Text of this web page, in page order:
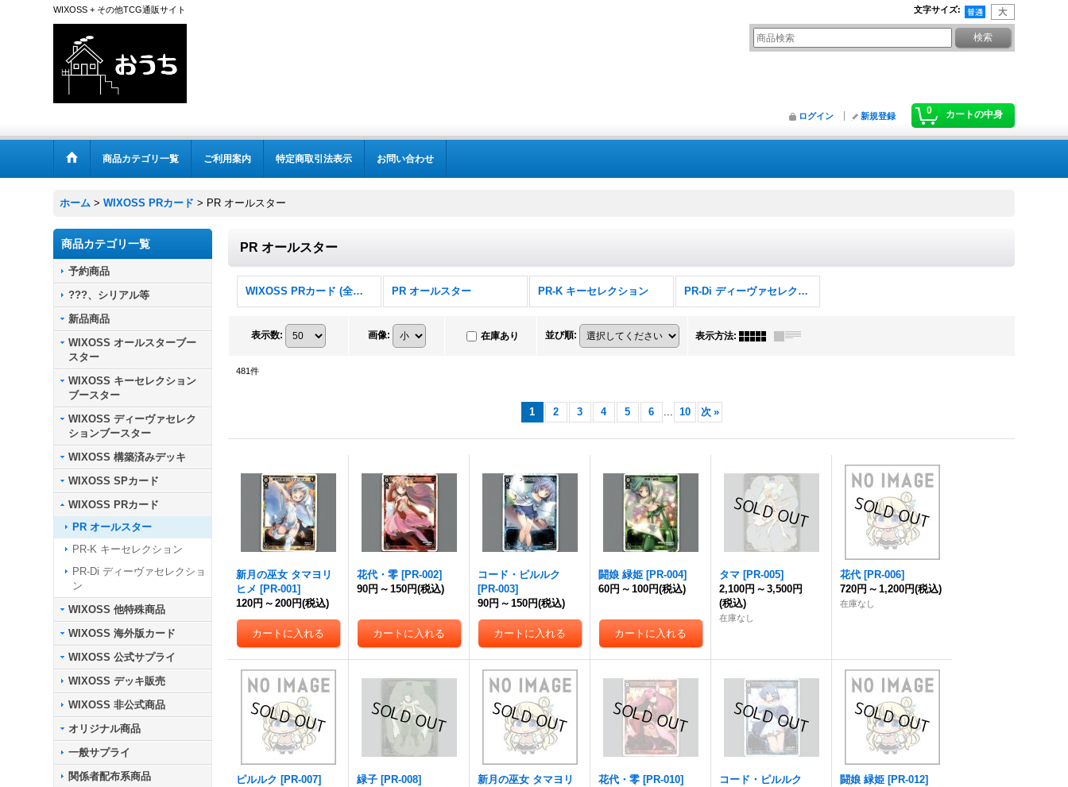
WIXOSS + その他TCG通販サイト 文字サイズ:
0 カートの中身
ログイン 新規登録
商品カテゴリ一覧 ご利用案内 特定商取引法表示 お問い合わせ
ホーム > WIXOSS PRカード > PR オールスター
商品カテゴリ一覧
予約商品
???、シリアル等
新品商品
WIXOSS オールスターブー
スター
WIXOSS キーセレクション
ブースター
WIXOSS ディーヴァセレク
ションブースター
WIXOSS 構築済みデッキ
WIXOSS SPカード
WIXOSS PRカード
PR オールスター
PR-K キーセレクション
PR-Di ディーヴァセレクショ
ン
WIXOSS 他特殊商品
WIXOSS 海外版カード
WIXOSS 公式サプライ
WIXOSS デッキ販売
WIXOSS 非公式商品
オリジナル商品
一般サプライ
関係者配布系商品
PR オールスター
WIXOSS PRカード (全商品) PR オールスター PR-K キーセレクション PR-Di ディーヴァセレクション
表示数: 画像: 在庫あり 並び順: 表示方法:
481件
1 2 3 4 5 6 ... 10 次 »
新月の巫女 タマヨリ
ヒメ [PR-001]
120円 ～ 200円(税込)
花代・零 [PR-002]
90円 ～ 150円(税込)
コード・ピルルク
[PR-003]
90円 ～ 150円(税込)
闘娘 緑姫 [PR-004]
60円 ～ 100円(税込)
タマ [PR-005]
2,100円 ～ 3,500円
(税込)
在庫なし
花代 [PR-006]
720円 ～ 1,200円(税込)
在庫なし
ピルルク [PR-007]
緑子 [PR-008]
新月の巫女 タマヨリ
花代・零 [PR-010]
コード・ピルルク
闘娘 緑姫 [PR-012]